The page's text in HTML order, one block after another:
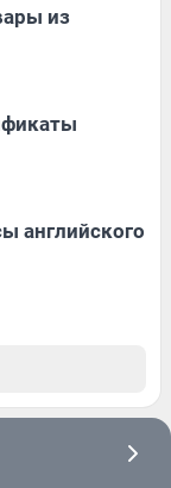
из
английского